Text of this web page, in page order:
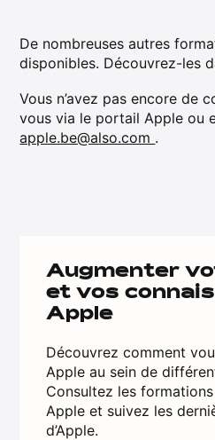
De nombreuses autres
disponibles. Découvrez-les
Vous n’avez pas encore de
vous via le portail Apple ou
apple.be@also.com .
Augmenter
et vos
Apple
Découvrez comment
Apple au sein de
Consultez les
Apple et suivez les
d’Apple.